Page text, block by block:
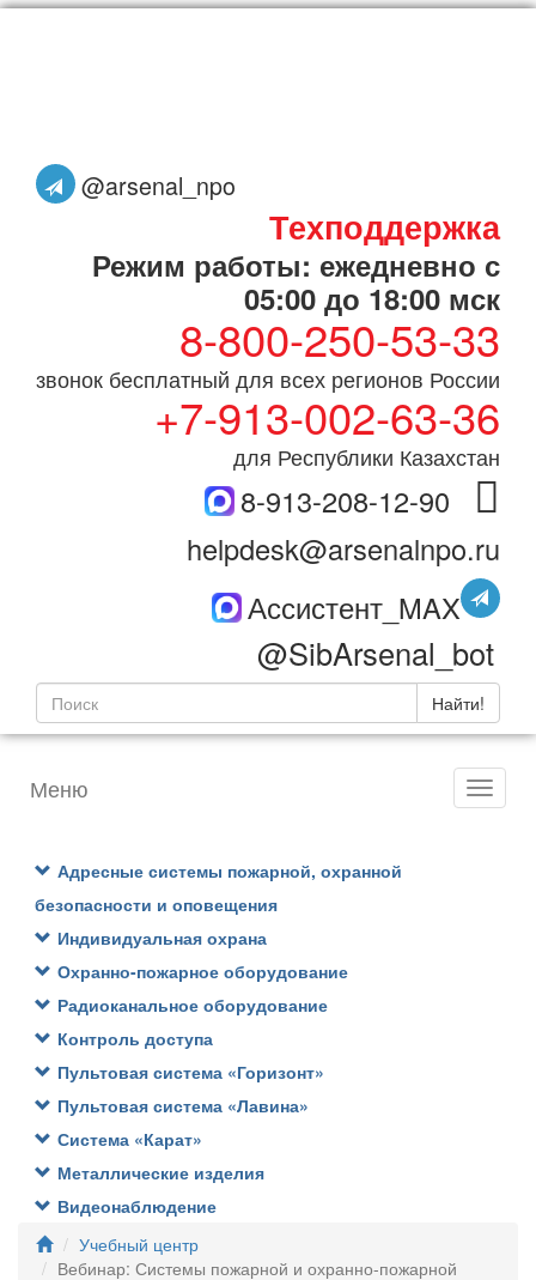
@arsenal_npo
Техподдержка
Режим работы: ежедневно с
05:00 до 18:00 мск
8-800-250-53-33
звонок бесплатный для всех регионов России
+7-913-002-63-36
для Республики Казахстан
8-913-208-12-90
helpdesk@arsenalnpo.ru
Ассистент_MAX
@SibArsenal_bot
Найти!
Меню
Адресные системы пожарной, охранной
безопасности и оповещения
Индивидуальная охрана
Охранно-пожарное оборудование
Радиоканальное оборудование
Контроль доступа
Пультовая система «Горизонт»
Пультовая система «Лавина»
Система «Карат»
Металлические изделия
Видеонаблюдение
Учебный центр
Вебинар: Системы пожарной и охранно-пожарной